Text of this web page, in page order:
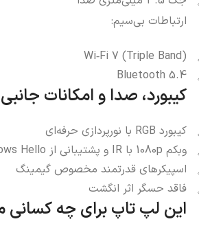
ارتباطات بی‌سیم:
Wi‑Fi 7 (Triple Band)
Bluetooth 5.4
کیبورد، صدا و امکانات جانبی
کیبورد RGB با نورپردازی حرفه‌ای
وبکم 1080p با IR و پشتیبانی از Windows Hello
اسپیکرهای قدرتمند مخصوص گیمینگ
فاقد حسگر اثر انگشت
این لپ‌ تاپ برای چه